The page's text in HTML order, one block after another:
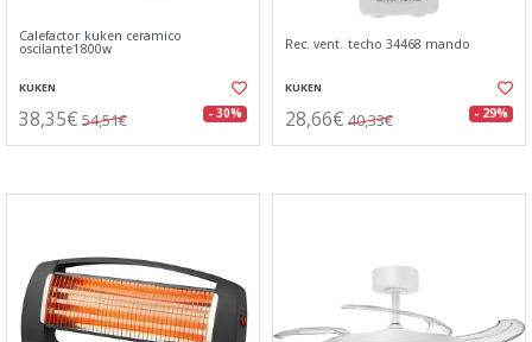
Calefactor kuken ceramico
oscilante1800w
KUKEN
38,35€ 54,51€ - 30%
Rec. vent. techo 34468 mando
KUKEN
28,66€ 40,33€ - 29%